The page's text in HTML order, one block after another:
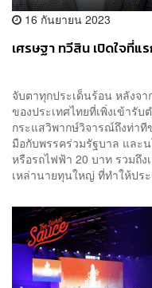
16 กันยายน 2023
เศรษฐา ทวีสิน เปิดใจที่แ
จับตาทุกประเด็นร้อน หลังจ
ของประเทศไทยที่เพิ่งเข้ารั
กระแสวิพากษ์วิจารณ์ถึงท่าที
มือกับพรรคร่วมรัฐบาล และ
หรือรถไฟฟ้า 20 บาท รวมถึ
เหล่านายทุนใหญ่ ที่ทำให้ป